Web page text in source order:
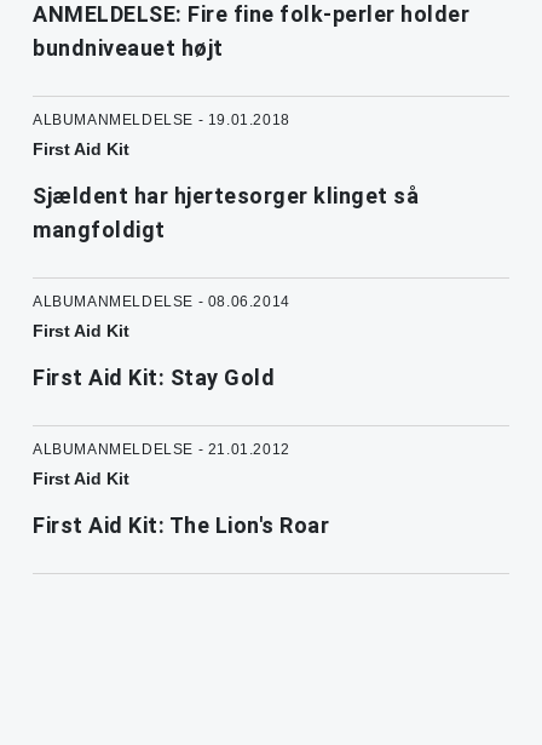
ANMELDELSE: Fire fine folk-perler holder
bundniveauet højt
ALBUMANMELDELSE - 19.01.2018
First Aid Kit
Sjældent har hjertesorger klinget så
mangfoldigt
ALBUMANMELDELSE - 08.06.2014
First Aid Kit
First Aid Kit: Stay Gold
ALBUMANMELDELSE - 21.01.2012
First Aid Kit
First Aid Kit: The Lion's Roar